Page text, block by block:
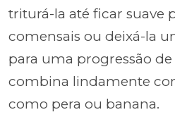
triturá-la até ficar suave
comensais ou deixá-la
para uma progressão
combina lindamente
como pera ou banana.